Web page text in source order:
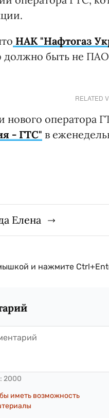
НАК "Нафтогаз
должно быть не
RELATED
нового оператора
- ГТС" в
Елена
и нажмите
2000
иметь возможность